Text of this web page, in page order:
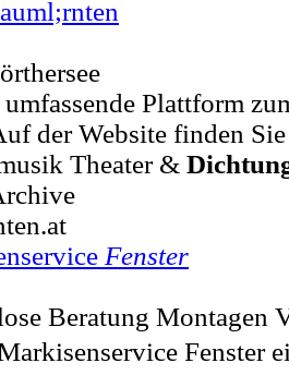
Plattform
der Website finden Sie
Theater &
Fenster
Beratung Montagen
Fenster